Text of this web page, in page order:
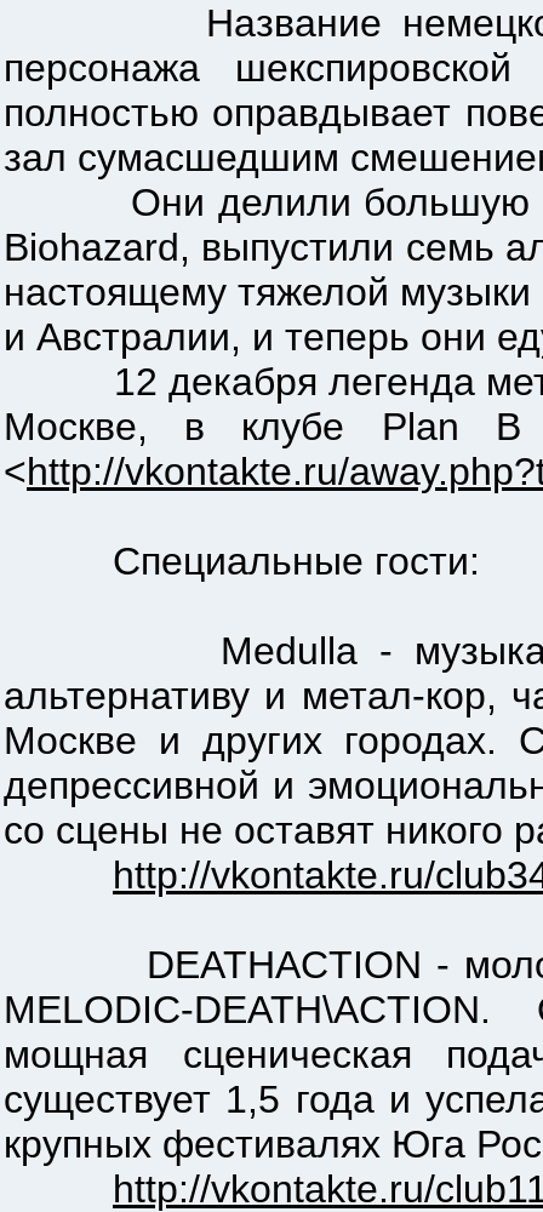
Название немецкой
персонажа
полностью оправдывает
зал сумасшедшим
Они делили большую
Biohazard, выпустили семь
настоящему тяжелой
и Австралии, и теперь они
12 декабря легенда
Москве, в клубе Plan В
<http://vkontakte.ru/
Специальные гости:
Medulla - музыкальная
альтернативу и метал-кор,
Москве и других городах.
депрессивной и
со сцены не оставят никого
http://vkontakte.ru/
DEATHACTION -
MELODIC-
мощная сценическая
существует 1,5 года и
крупных фестивалях Юга
http://vkontakte.ru/